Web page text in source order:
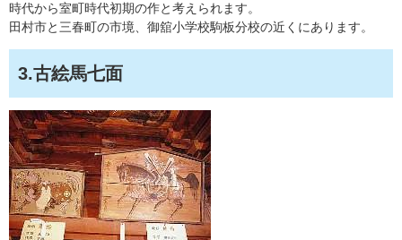
時代から室町時代初期の作と考えられます。
田村市と三春町の市境、御舘小学校駒板分校の近くにあります。
3.古絵馬七面